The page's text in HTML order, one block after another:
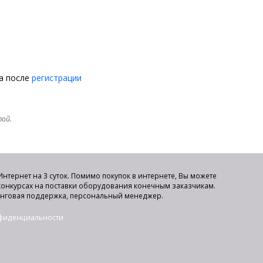
после регистрации
на 3 суток. Помимо покупок в интернете, Вы можете
на поставки оборудования конечным заказчикам.
поддержка, персональный менеджер.